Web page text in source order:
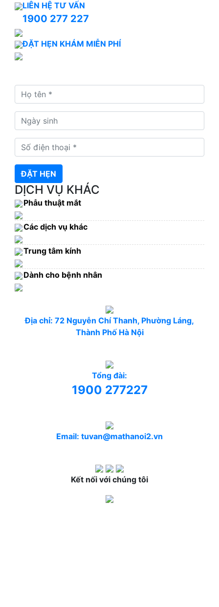
LIÊN HỆ TƯ VẤN
1900 277 227
ĐẶT HẸN KHÁM MIỄN PHÍ
ĐẶT HẸN
DỊCH VỤ KHÁC
Phẫu thuật mắt
Các dịch vụ khác
Trung tâm kính
Dành cho bệnh nhân
Địa chỉ: 72 Nguyễn Chí Thanh, Phường Láng,
Thành Phố Hà Nội
Tổng đài:
1900 277227
Email: tuvan@mathanoi2.vn
Kết nối với chúng tôi